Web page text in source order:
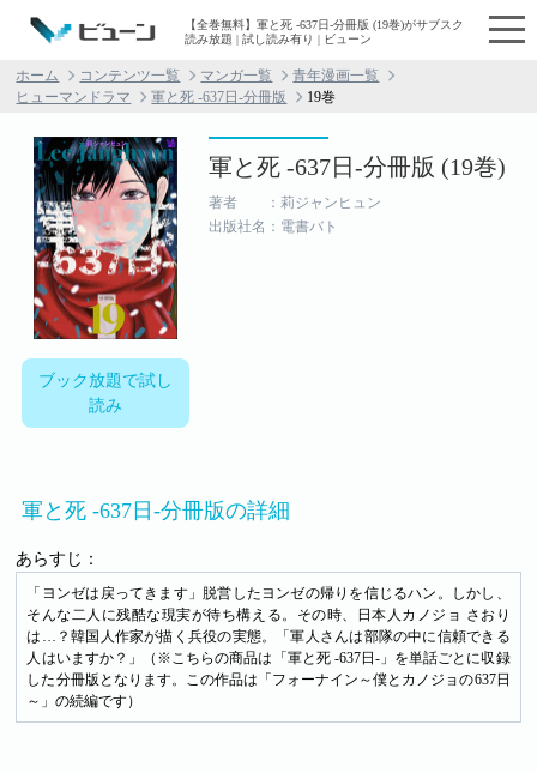
【全巻無料】軍と死 -637日-分冊版 (19巻)がサブスク
読み放題 | 試し読み有り | ビューン
ホーム コンテンツ一覧 マンガ一覧
青年漫画一覧
ヒューマンドラマ
軍と死 -637日-分冊版 19巻
ブック放題で試し
読み
軍と死 -637日-分冊版 (19巻)
著者 ：莉ジャンヒュン
出版社名：電書バト
軍と死 -637日-分冊版の詳細
あらすじ：
「ヨンゼは戻ってきます」脱営したヨンゼの帰りを信じるハン。しかし、
そんな二人に残酷な現実が待ち構える。その時、日本人カノジョ さおり
は…？韓国人作家が描く兵役の実態。「軍人さんは部隊の中に信頼できる
人はいますか？」（※こちらの商品は「軍と死 -637日-」を単話ごとに収録
した分冊版となります。この作品は「フォーナイン～僕とカノジョの637日
～」の続編です）